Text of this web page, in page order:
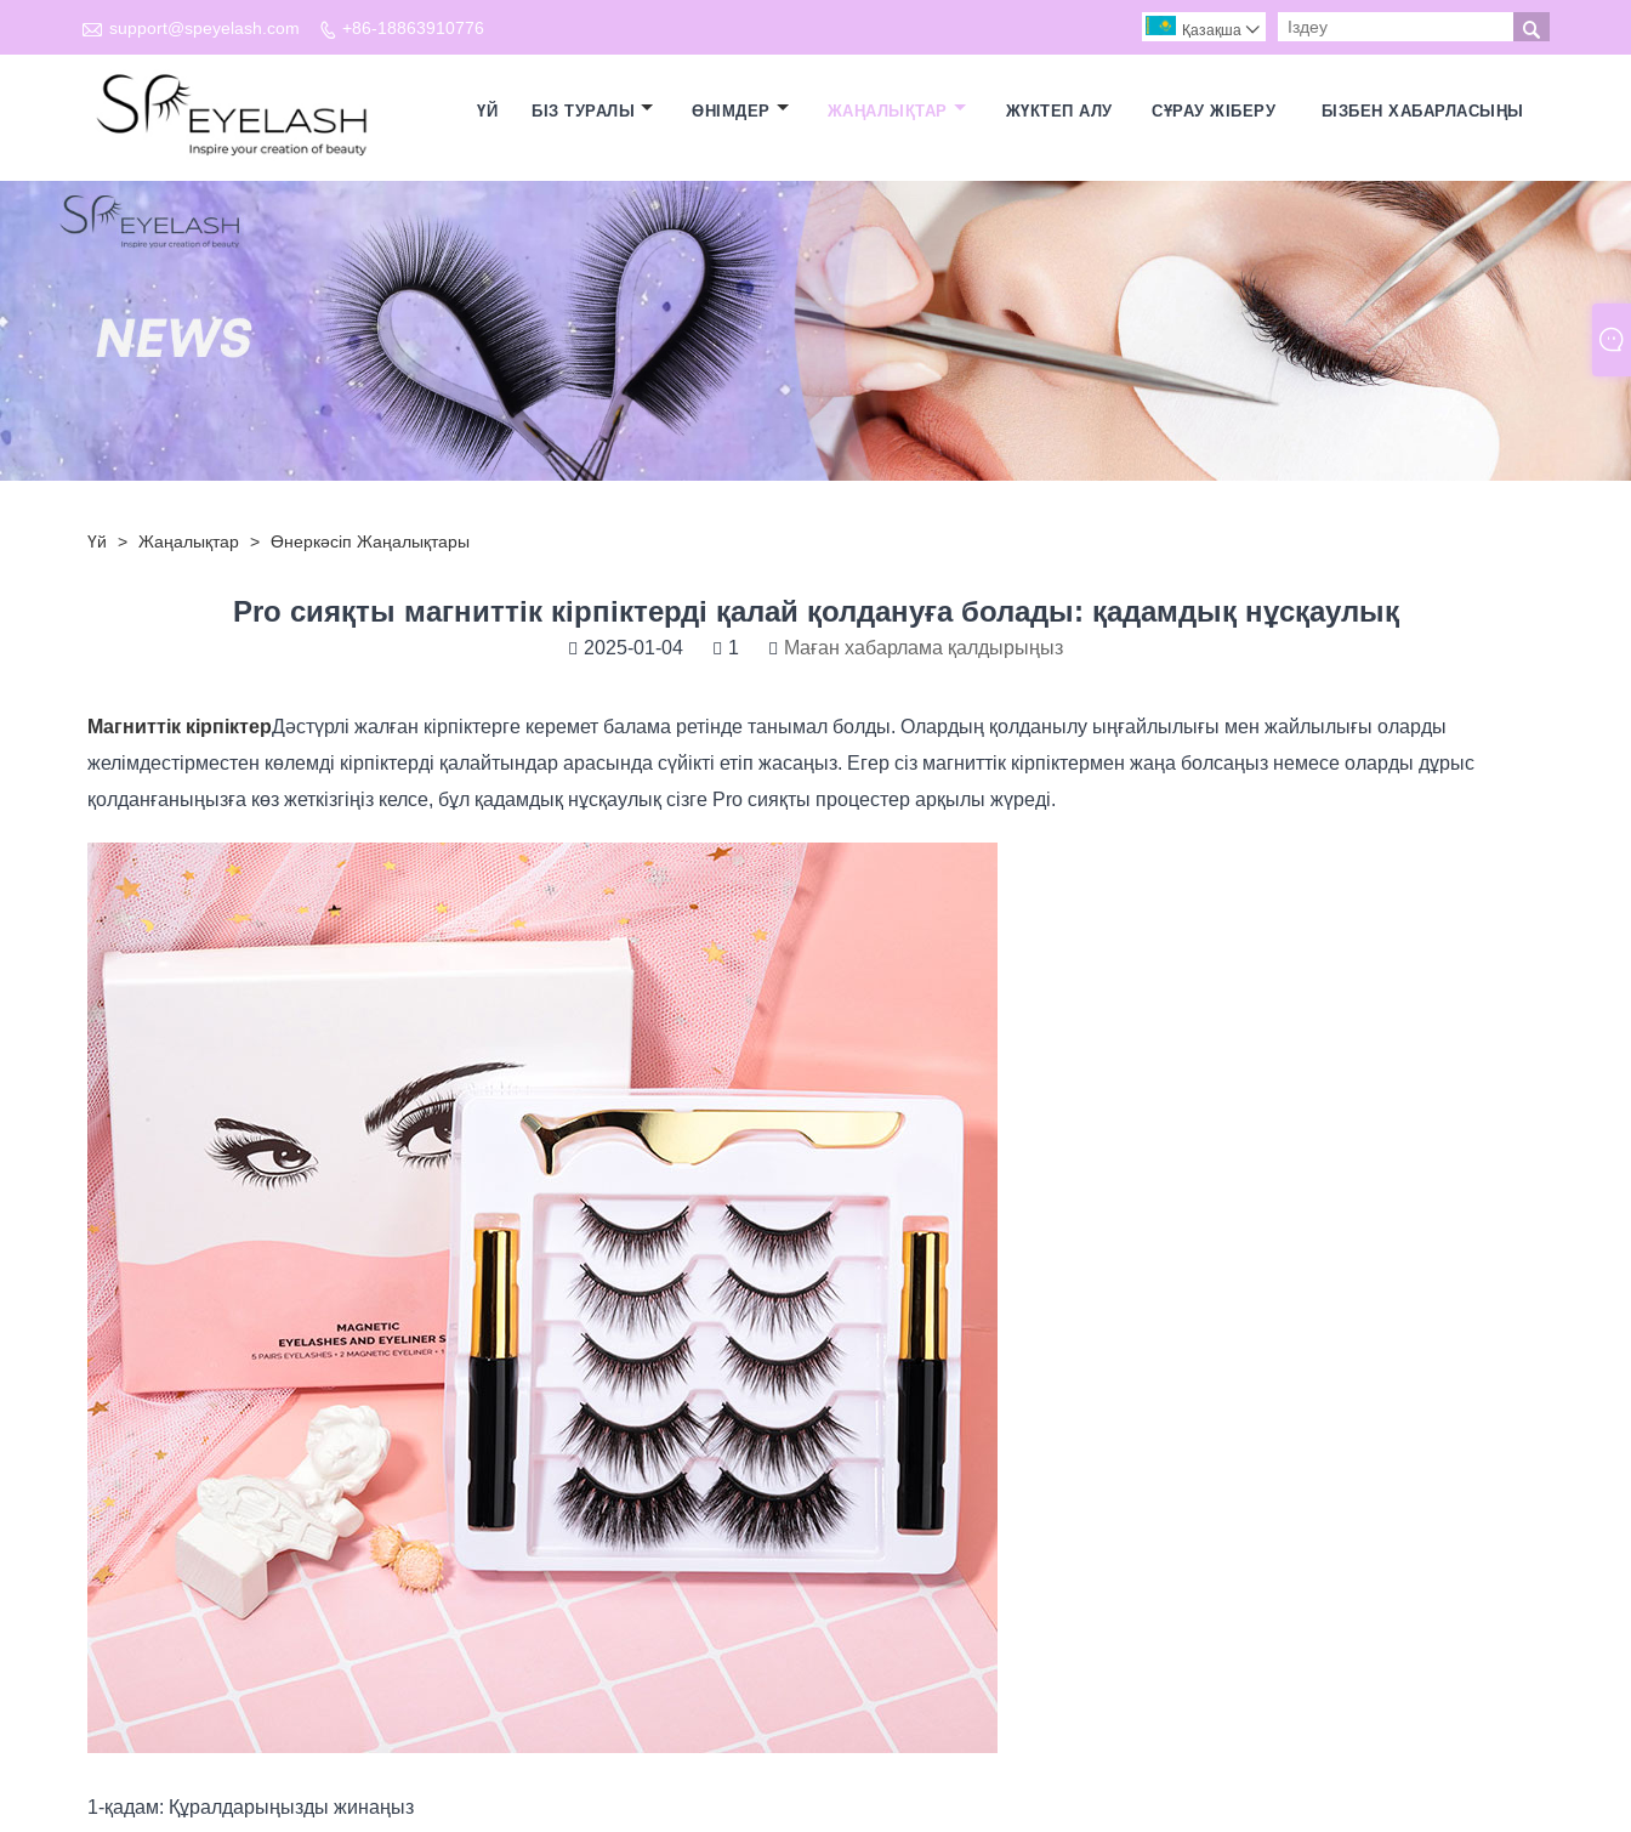
 support@speyelash.com  +86-18863910776 
Қазақша 
ҮЙ БІЗ ТУРАЛЫ ӨНІМДЕР ЖАҢАЛЫҚТАР ЖҮКТЕП АЛУ СҰРАУ ЖІБЕРУ БІЗБЕН ХАБАРЛАСЫҢЫ
Үй > Жаңалықтар > Өнеркәсіп Жаңалықтары
Pro сияқты магниттік кірпіктерді қалай қолдануға болады: қадамдық нұсқаулық
2025-01-04 1 Маған хабарлама қалдырыңыз
Магниттік кірпіктерДәстүрлі жалған кірпіктерге керемет балама ретінде танымал болды. Олардың қолданылу ыңғайлылығы мен жайлылығы оларды
желімдестірместен көлемді кірпіктерді қалайтындар арасында сүйікті етіп жасаңыз. Егер сіз магниттік кірпіктермен жаңа болсаңыз немесе оларды дұрыс
қолданғаныңызға көз жеткізгіңіз келсе, бұл қадамдық нұсқаулық сізге Pro сияқты процестер арқылы жүреді.
1-қадам: Құралдарыңызды жинаңыз